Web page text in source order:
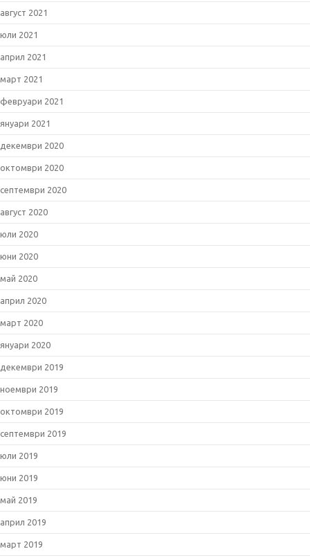
август 2021
юли 2021
април 2021
март 2021
февруари 2021
януари 2021
декември 2020
октомври 2020
септември 2020
август 2020
юли 2020
юни 2020
май 2020
април 2020
март 2020
януари 2020
декември 2019
ноември 2019
октомври 2019
септември 2019
юли 2019
юни 2019
май 2019
април 2019
март 2019